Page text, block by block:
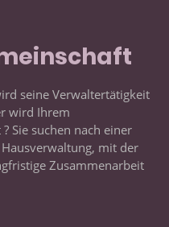
seine Verwaltertätigkeit
wird Ihrem
Sie suchen nach einer
mit der
Zusammenarbeit